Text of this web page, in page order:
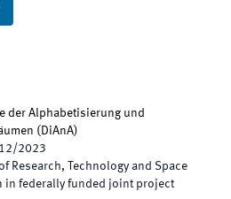
der Alphabetisierung und
( DiAnA)
2023
Research, Technology and Space
in federally funded joint project